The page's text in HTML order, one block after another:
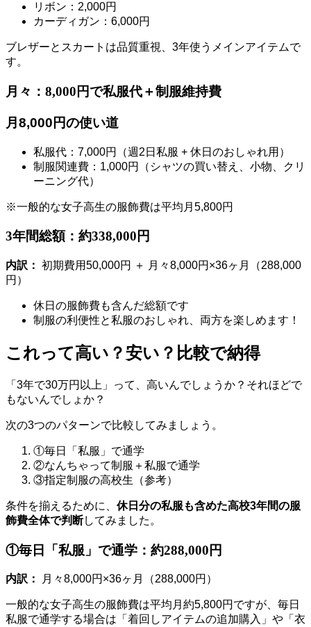
リボン：2,000円
カーディガン：6,000円
ブレザーとスカートは品質重視、3年使うメインアイテムで
す。
月々：8,000円で私服代＋制服維持費
月8,000円の使い道
私服代：7,000円（週2日私服 + 休日のおしゃれ用）
制服関連費：1,000円（シャツの買い替え、小物、クリ
ーニング代）
※一般的な女子高生の服飾費は平均月5,800円
3年間総額：約338,000円
内訳： 初期費用50,000円 ＋ 月々8,000円×36ヶ月（288,000
円）
休日の服飾費も含んだ総額です
制服の利便性と私服のおしゃれ、両方を楽しめます！
これって高い？安い？比較で納得
「3年で30万円以上」って、高いんでしょうか？それほどで
もないんでしょか？
次の3つのパターンで比較してみましょう。
①毎日「私服」で通学
②なんちゃって制服＋私服で通学
③指定制服の高校生（参考）
条件を揃えるために、 休日分の私服も含めた高校3年間の服
飾費全体で判断してみました。
①毎日「私服」で通学：約288,000円
内訳： 月々8,000円×36ヶ月（288,000円）
一般的な女子高生の服飾費は平均月約5,800円ですが、毎日
私服で通学する場合は「着回しアイテムの追加購入」や「衣